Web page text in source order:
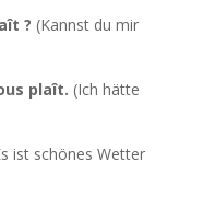
? (Kannst du mir
plaît. (Ich hätte
ist schönes Wetter